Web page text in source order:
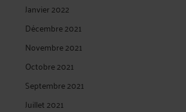
Janvier 2022
Décembre 2021
Novembre 2021
Octobre 2021
Septembre 2021
Juillet 2021